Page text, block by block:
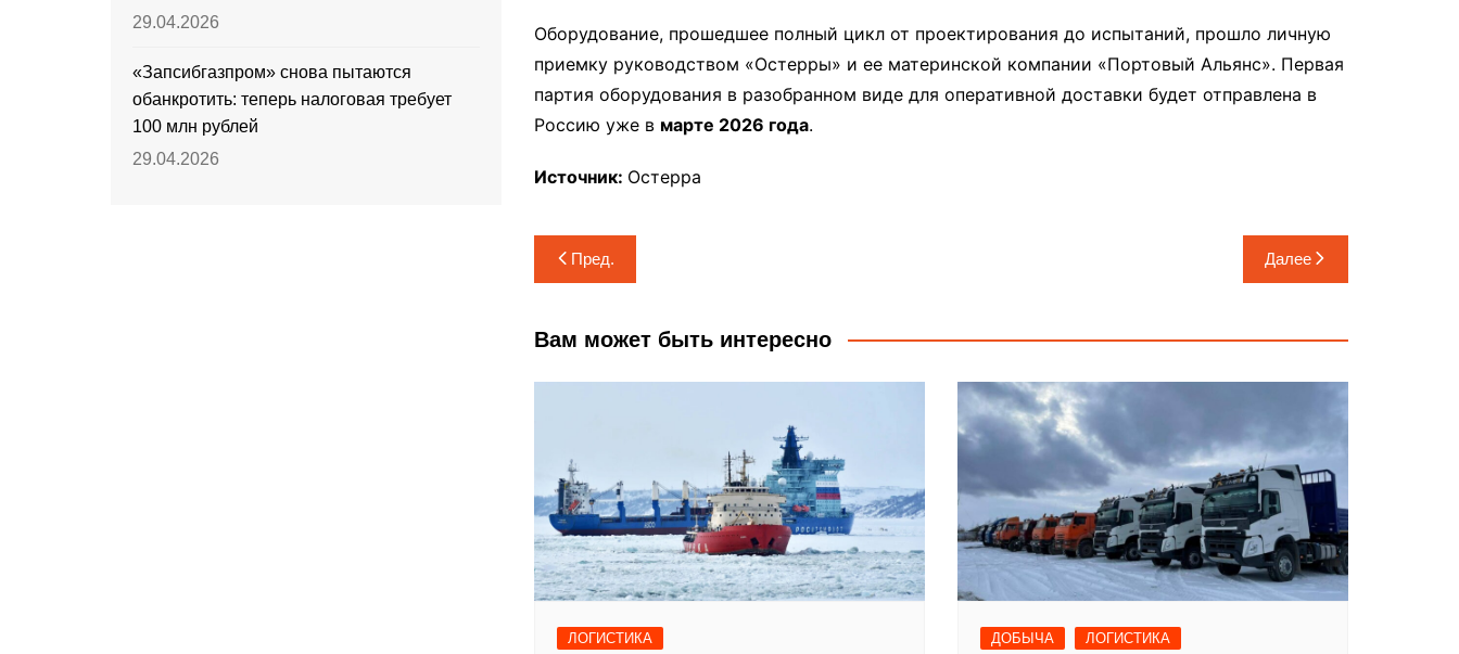
Оборудование, прошедшее полный цикл от проектирования до испытаний, прошло личную
приемку руководством «Остерры» и ее материнской компании «Портовый Альянс». Первая
партия оборудования в разобранном виде для оперативной доставки будет отправлена в
Россию уже в марте 2026 года.
Источник: Остерра
Навигация
по
записям
Пред. Далее
Вам может быть интересно
ЛОГИСТИКА ДОБЫЧА ЛОГИСТИКА
29.04.2026
«Запсибгазпром» снова пытаются
обанкротить: теперь налоговая требует
100 млн рублей
29.04.2026